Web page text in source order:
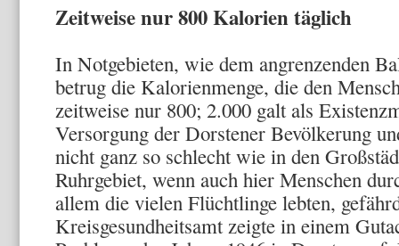
Zeitweise nur 800 Kalorien täglich
In Notgebieten, wie dem angrenzenden
betrug die Kalorienmenge, die den
zeitweise nur 800; 2.000 galt als
Versor­gung der Dorstener Bevölkerung
nicht ganz so schlecht wie in den
Ruhrgebiet, wenn auch hier Menschen
allem die vielen Flüchtlinge lebten,
Kreisgesundheitsamt zeigte in einem